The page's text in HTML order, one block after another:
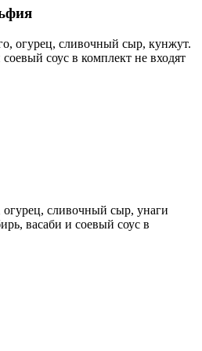
огурец, сливочный сыр, кунжут.
соус в комплект не входят
огурец, сливочный сыр, унаги
васаби и соевый соус в